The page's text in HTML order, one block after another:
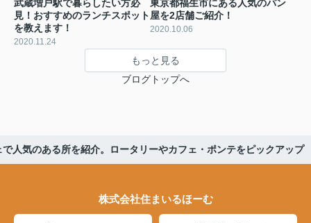
武蔵増戸駅で暮らしたい方必
見！おすすめのランチスポット
を教えます！
2020.11.24
東京都福生市にある人気のパン
屋を2店舗ご紹介！
2020.10.06
もっと見る
ブログトップへ
人気のある所を紹介。ロータリーやカフェ・ポンテをピックアップ
株式会社住まいるほーむ